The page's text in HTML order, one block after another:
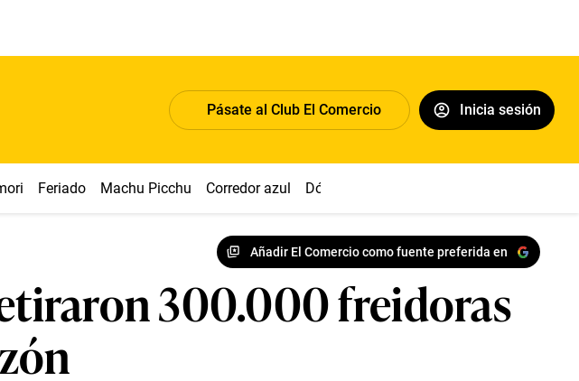
Pásate al Club El Comercio Inicia sesión
Feriado Machu Picchu Corredor azul Dólar
Añadir El Comercio como fuente preferida en
300.000 freidoras